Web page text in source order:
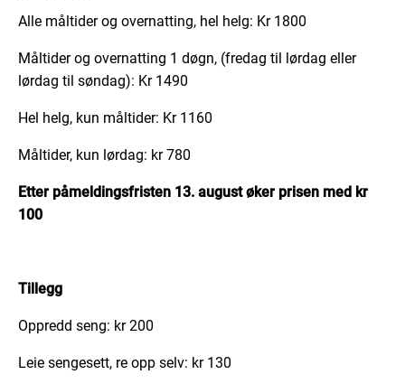
Alle måltider og overnatting, hel helg: Kr 1800
Måltider og overnatting 1 døgn, (fredag til lørdag eller
lørdag til søndag): Kr 1490
Hel helg, kun måltider: Kr 1160
Måltider, kun lørdag: kr 780
Etter påmeldingsfristen 13. august øker prisen med kr
100
Tillegg
Oppredd seng: kr 200
Leie sengesett, re opp selv: kr 130